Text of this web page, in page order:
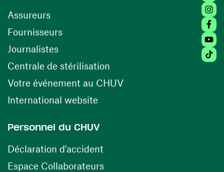
Assureurs
Fournisseurs(ouvre une nouvelle fenêtre)
Journalistes
Centrale de stérilisation (ouvre une nouvelle
Votre événement au CHUV(ouvre une nouvelle
International website
Personnel du CHUV
Déclaration d'accident
Espace Collaborateurs(ouvre une nouvelle fenêtre)